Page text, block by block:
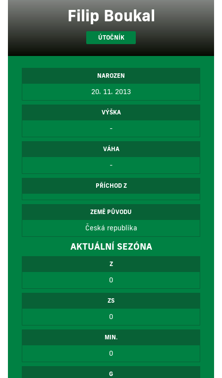
Filip Boukal
ÚTOČNÍK
NAROZEN
20. 11. 2013
VÝŠKA
-
VÁHA
-
PŘÍCHOD Z
ZEMĚ PŮVODU
Česká republika
AKTUÁLNÍ SEZÓNA
Z
0
ZS
0
MIN.
0
G